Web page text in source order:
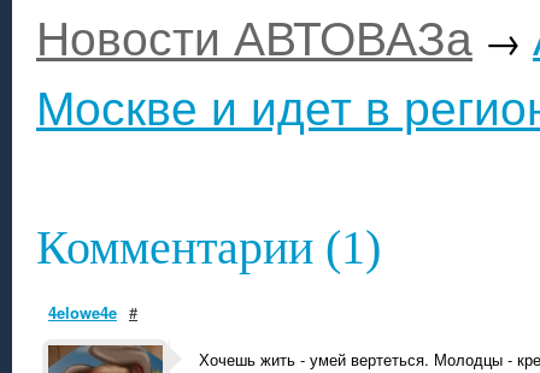
Новости АВТОВАЗа →
Москве и идет в
Комментарии (1)
4elowe4e #
Хочешь жить - умей вертеться. Молодцы -